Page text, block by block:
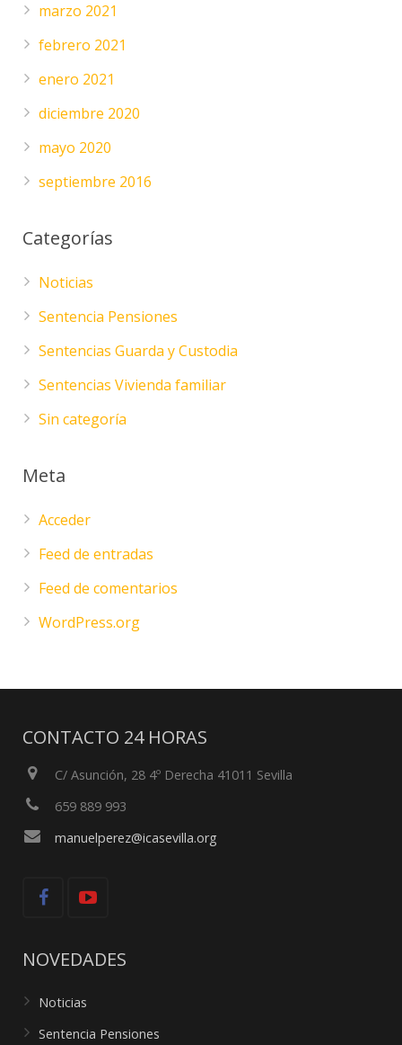
marzo 2021
febrero 2021
enero 2021
diciembre 2020
mayo 2020
septiembre 2016
Categorías
Noticias
Sentencia Pensiones
Sentencias Guarda y Custodia
Sentencias Vivienda familiar
Sin categoría
Meta
Acceder
Feed de entradas
Feed de comentarios
WordPress.org
CONTACTO 24 HORAS
C/ Asunción, 28 4º Derecha 41011 Sevilla
659 889 993
manuelperez@icasevilla.org
NOVEDADES
Noticias
Sentencia Pensiones